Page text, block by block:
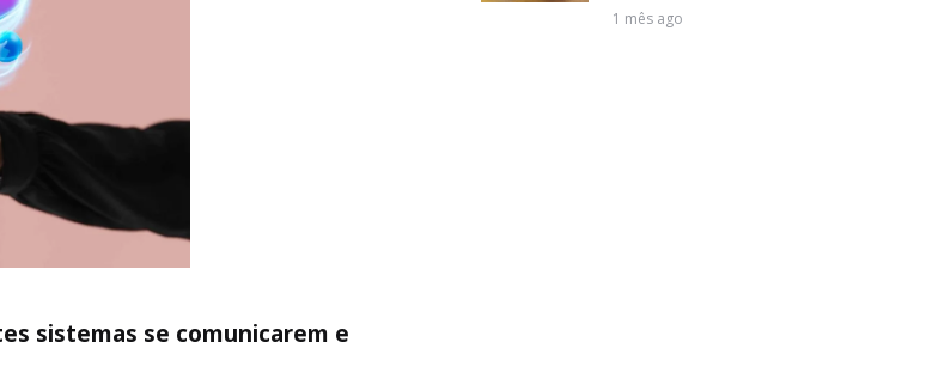
sistemas se comunicarem e
1 mês ago